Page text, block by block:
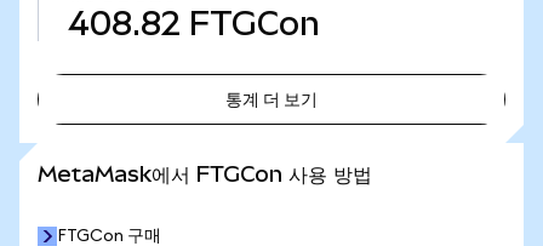
408.82 FTGCon
통계 더 보기
MetaMask에서 FTGCon 사용 방법
FTGCon 구매